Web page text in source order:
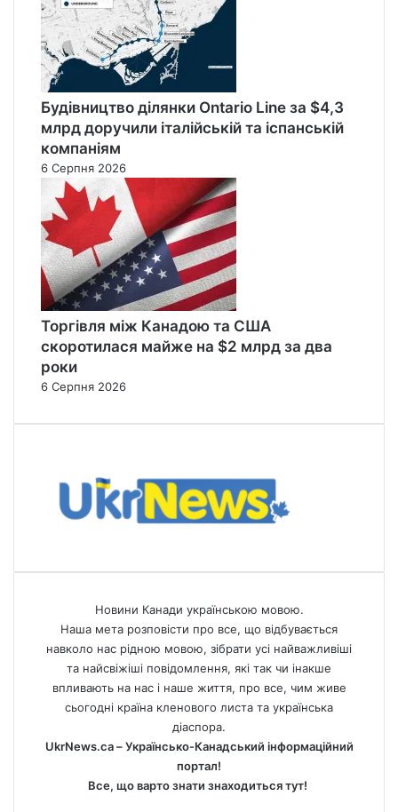
Будівництво ділянки Ontario Line за $4,3
млрд доручили італійській та іспанській
компаніям
6 Серпня 2026
Торгівля між Канадою та США
скоротилася майже на $2 млрд за два
роки
6 Серпня 2026
Новини Канади українською мовою.
Наша мета розповісти про все, що відбувається
навколо нас рідною мовою, зібрати усі найважливіші
та найсвіжіші повідомлення, які так чи інакше
впливають на нас і наше життя, про все, чим живе
сьогодні країна кленового листа та українська
діаспора.
UkrNews.ca – Українсько-Канадський інформаційний
портал!
Все, що варто знати знаходиться тут!